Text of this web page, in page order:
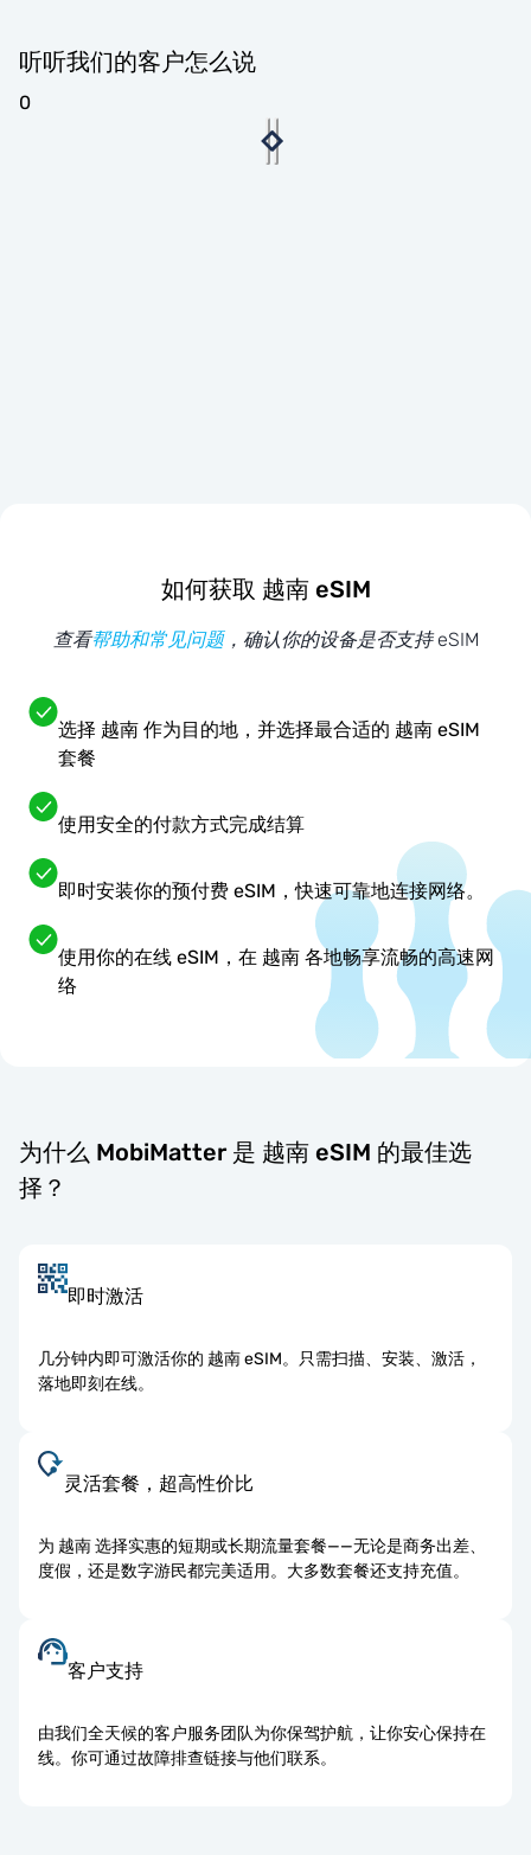
听听我们的客户怎么说
0
如何获取 越南 eSIM
查看帮助和常见问题，确认你的设备是否支持 eSIM
选择 越南 作为目的地，并选择最合适的 越南 eSIM
套餐
使用安全的付款方式完成结算
即时安装你的预付费 eSIM，快速可靠地连接网络。
使用你的在线 eSIM，在 越南 各地畅享流畅的高速网
络
为什么 MobiMatter 是 越南 eSIM 的最佳选
择？
即时激活
几分钟内即可激活你的 越南 eSIM。只需扫描、安装、激活，
落地即刻在线。
灵活套餐，超高性价比
为 越南 选择实惠的短期或长期流量套餐——无论是商务出差、
度假，还是数字游民都完美适用。大多数套餐还支持充值。
客户支持
由我们全天候的客户服务团队为你保驾护航，让你安心保持在
线。你可通过故障排查链接与他们联系。